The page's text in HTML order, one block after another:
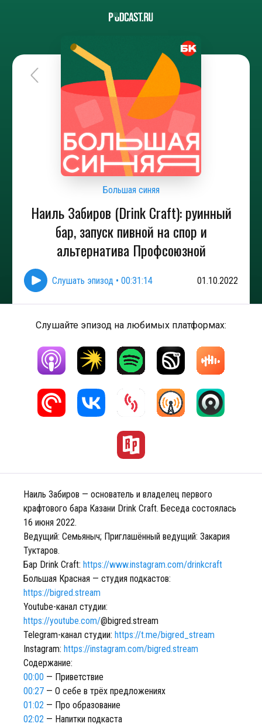
Большая синяя
Наиль Забиров (Drink Craft): руинный
бар, запуск пивной на спор и
альтернатива Профсоюзной
Слушать эпизод • 00:31:14 01.10.2022
Слушайте эпизод на любимых платформах:
Наиль Забиров — основатель и владелец первого
крафтового бара Казани Drink Craft. Беседа состоялась
16 июня 2022.
Ведущий: Семьяныч; Приглашённый ведущий: Закария
Туктаров.
Бар Drink Craft: https://www.instagram.com/drinkcraft
Большая Красная — cтудия подкастов:
https://bigred.stream
Youtube-канал студии:
https://youtube.com/@bigred.stream
Telegram-канал студии: https://t.me/bigred_stream
Instagram: https://instagram.com/bigred.stream
Содержание:
00:00 — Приветствие
00:27 — О себе в трёх предложениях
01:02 — Про образование
02:02 — Напитки подкаста